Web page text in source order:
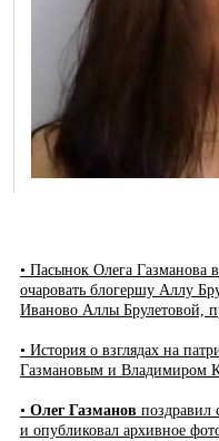
• Пасынок Олега Газманова
очаровать блогершу Аллу
Иваново Аллы Брулетовой,
• История о взглядах на
Газмановым и Владимиром
• Олег Газманов поздравил
и опубликовал архивное